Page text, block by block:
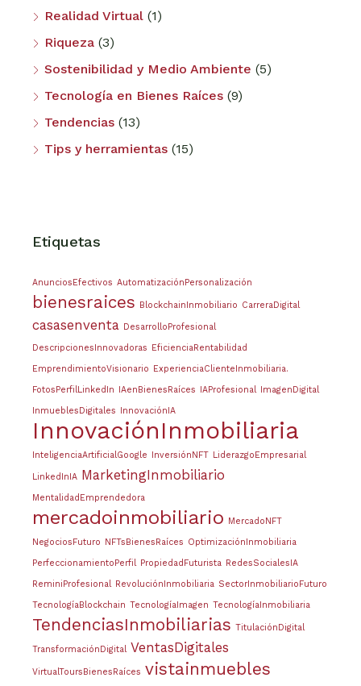
Realidad Virtual (1)
Riqueza (3)
Sostenibilidad y Medio Ambiente (5)
Tecnología en Bienes Raíces (9)
Tendencias (13)
Tips y herramientas (15)
Etiquetas
AnunciosEfectivos AutomatizaciónPersonalización
bienesraices BlockchainInmobiliario CarreraDigital
casasenventa DesarrolloProfesional
DescripcionesInnovadoras EficienciaRentabilidad
EmprendimientoVisionario ExperienciaClienteInmobiliaria.
FotosPerfilLinkedIn IAenBienesRaíces IAProfesional ImagenDigital
InmueblesDigitales InnovaciónIA
InnovaciónInmobiliaria
InteligenciaArtificialGoogle InversiónNFT LiderazgoEmpresarial
LinkedInIA MarketingInmobiliario
MentalidadEmprendedora
mercadoinmobiliario MercadoNFT
NegociosFuturo NFTsBienesRaíces OptimizaciónInmobiliaria
PerfeccionamientoPerfil PropiedadFuturista RedesSocialesIA
ReminiProfesional RevoluciónInmobiliaria SectorInmobiliarioFuturo
TecnologíaBlockchain TecnologíaImagen TecnologíaInmobiliaria
TendenciasInmobiliarias TitulaciónDigital
TransformaciónDigital VentasDigitales
VirtualToursBienesRaíces vistainmuebles